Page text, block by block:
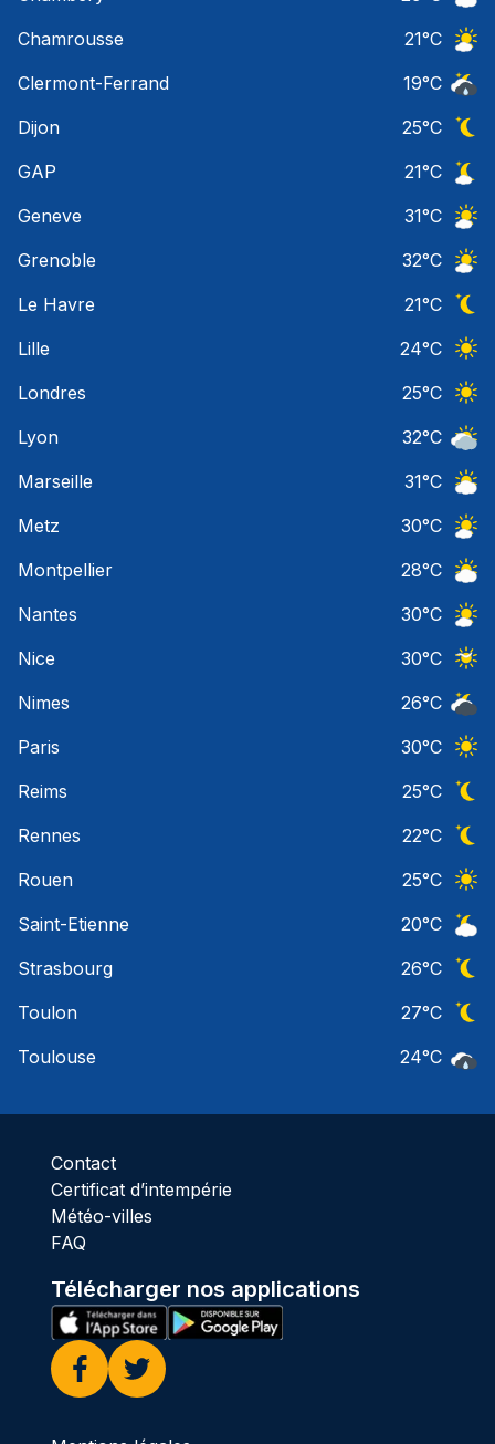
Chamrousse
21°C
Clermont-Ferrand
19°C
Dijon
25°C
GAP
21°C
Geneve
31°C
Grenoble
32°C
Le Havre
21°C
Lille
24°C
Londres
25°C
Lyon
32°C
Marseille
31°C
Metz
30°C
Montpellier
28°C
Nantes
30°C
Nice
30°C
Nimes
26°C
Paris
30°C
Reims
25°C
Rennes
22°C
Rouen
25°C
Saint-Etienne
20°C
Strasbourg
26°C
Toulon
27°C
Toulouse
24°C
Contact
Certificat d’intempérie
Météo-villes
FAQ
Télécharger nos applications
Facebook
Twitter